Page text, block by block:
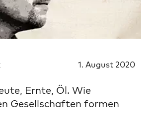
1. August 2020
Ernte, Öl. Wie
Gesellschaften formen